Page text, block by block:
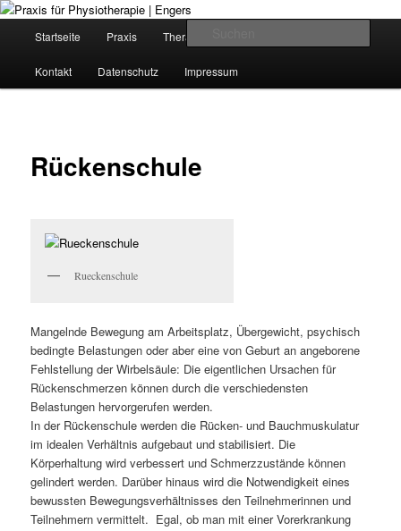
Zum
wechseln
Praxis für Physiotherapie | Engers
Krankengymnastik in Girod-Kleinholbach
Startseite Praxis Therapieangebote
Kontakt Datenschutz Impressum
Rückenschule
Rueckenschule
Mangelnde Bewegung am Arbeitsplatz, Übergewicht, psychisch
bedingte Belastungen oder aber eine von Geburt an angeborene
Fehlstellung der Wirbelsäule: Die eigentlichen Ursachen für
Rückenschmerzen können durch die verschiedensten
Belastungen hervorgerufen werden.
In der Rückenschule werden die Rücken- und Bauchmuskulatur
im idealen Verhältnis aufgebaut und stabilisiert. Die
Körperhaltung wird verbessert und Schmerzzustände können
gelindert werden. Darüber hinaus wird die Notwendigkeit eines
bewussten Bewegungsverhältnisses den Teilnehmerinnen und
Teilnehmern vermittelt. Egal, ob man mit einer Vorerkrankung